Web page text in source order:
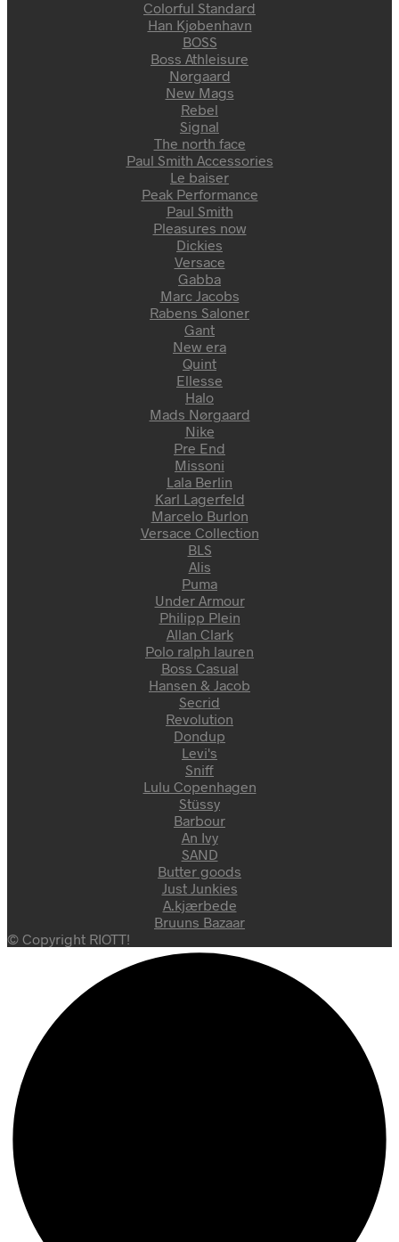
Colorful Standard
Han Kjøbenhavn
BOSS
Boss Athleisure
Nørgaard
New Mags
Rebel
Signal
The north face
Paul Smith Accessories
Le baiser
Peak Performance
Paul Smith
Pleasures now
Dickies
Versace
Gabba
Marc Jacobs
Rabens Saloner
Gant
New era
Quint
Ellesse
Halo
Mads Nørgaard
Nike
Pre End
Missoni
Lala Berlin
Karl Lagerfeld
Marcelo Burlon
Versace Collection
BLS
Alis
Puma
Under Armour
Philipp Plein
Allan Clark
Polo ralph lauren
Boss Casual
Hansen & Jacob
Secrid
Revolution
Dondup
Levi's
Sniff
Lulu Copenhagen
Stüssy
Barbour
An Ivy
SAND
Butter goods
Just Junkies
A.kjærbede
Bruuns Bazaar
© Copyright RIOTT!